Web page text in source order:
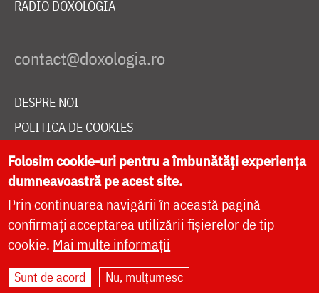
RADIO DOXOLOGIA
DESPRE NOI
POLITICA DE COOKIES
DONEAZĂ ONLINE PENTRU CATEDRALA NAȚIONALĂ
LIVE
Site dezvoltat deDOXOLOGIA MEDIA
Folosim cookie-uri pentru a îmbunătăți experiența
dumneavoastră pe acest site.
Prin continuarea navigării în această pagină
confirmați acceptarea utilizării fișierelor de tip
cookie. Mai multe informații
Sunt de acord Nu, mulțumesc